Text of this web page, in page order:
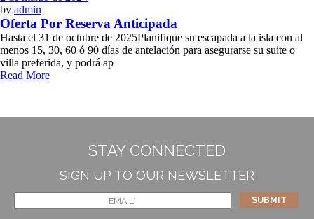
by admin
Oferta Por Reserva Anticipada
Hasta el 31 de octubre de 2025Planifique su escapada a la isla con al
menos 15, 30, 60 ó 90 días de antelación para asegurarse su suite o
villa preferida, y podrá ap
Read More
STAY CONNECTED
SIGN UP TO OUR NEWSLETTER